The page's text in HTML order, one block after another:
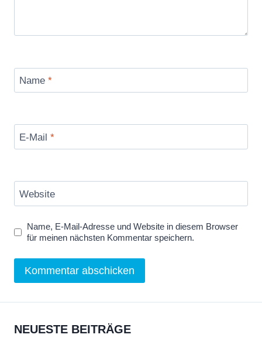
Name *
E-Mail *
Website
Name, E-Mail-Adresse und Website in diesem Browser
für meinen nächsten Kommentar speichern.
NEUESTE BEITRÄGE